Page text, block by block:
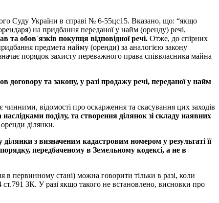
Суду України в справі № 6-55цс15. Вказано, що: “якщо
на придбання переданої у найм (оренду) речі,
та обов`язків покупця відповідної речі. Отже, до спірних
предмета найму (оренди) за аналогією закону
порядок захисту переважного права співвласника майна
та закону, у разі продажу речі, переданої у найм
відомості про оскарження та скасування цих заходів
поділу, та створення ділянок зі складу наявних
ділянки.
з визначеним кадастровим номером у результаті її
передбаченому в Земельному кодексі, а не в
в первинному стані) можна говорити тільки в разі, коли
ЗК. У разі якщо такого не встановлено, висновки про